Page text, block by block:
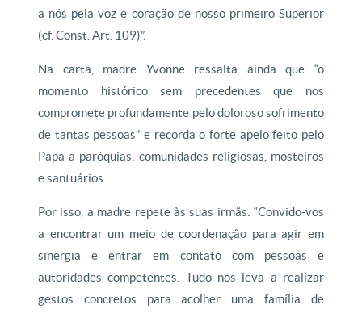
a nós pela voz e coração de nosso primeiro Superior
(cf. Const. Art. 109)”.
Na carta, madre Yvonne ressalta ainda que “o
momento histórico sem precedentes que nos
compromete profundamente pelo doloroso sofrimento
de tantas pessoas” e recorda o forte apelo feito pelo
Papa a paróquias, comunidades religiosas, mosteiros
e santuários.
Por isso, a madre repete às suas irmãs: “Convido-vos
a encontrar um meio de coordenação para agir em
sinergia e entrar em contato com pessoas e
autoridades competentes. Tudo nos leva a realizar
gestos concretos para acolher uma família de